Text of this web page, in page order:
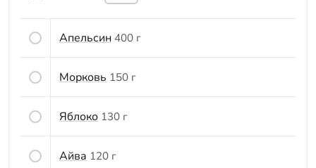
Апельсин 400 г
Морковь 150 г
Яблоко 130 г
Айва 120 г